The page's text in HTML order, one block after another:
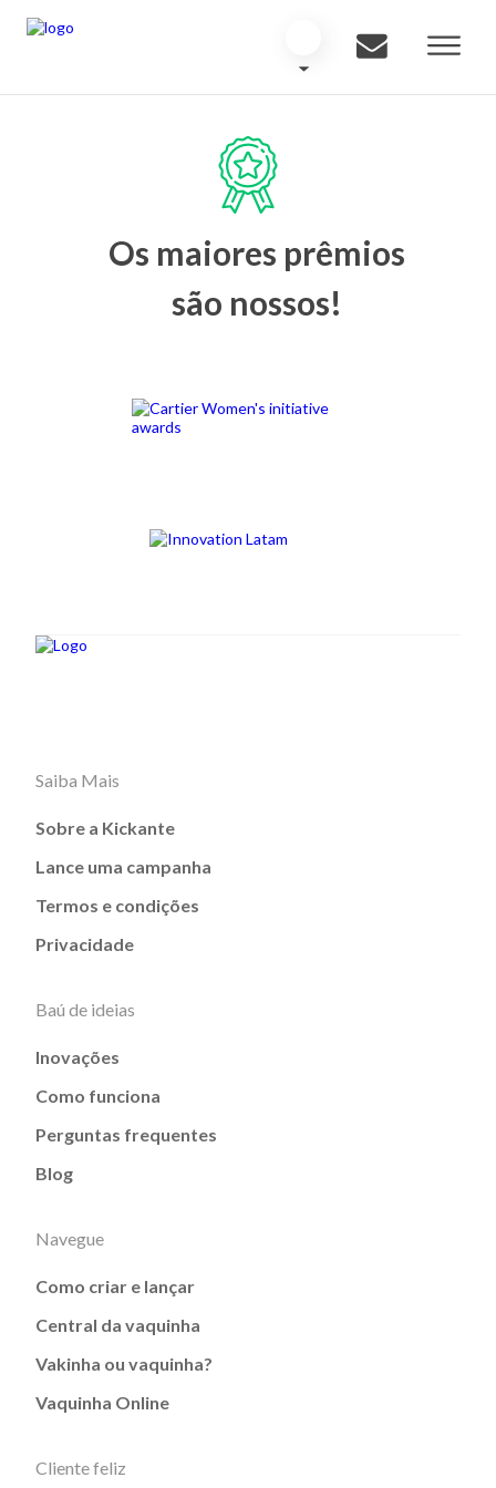
Os maiores prêmios
são nossos!
Saiba Mais
Sobre a Kickante
Lance uma campanha
Termos e condições
Privacidade
Baú de ideias
Inovações
Como funciona
Perguntas frequentes
Blog
Navegue
Como criar e lançar
Central da vaquinha
Vakinha ou vaquinha?
Vaquinha Online
Cliente feliz